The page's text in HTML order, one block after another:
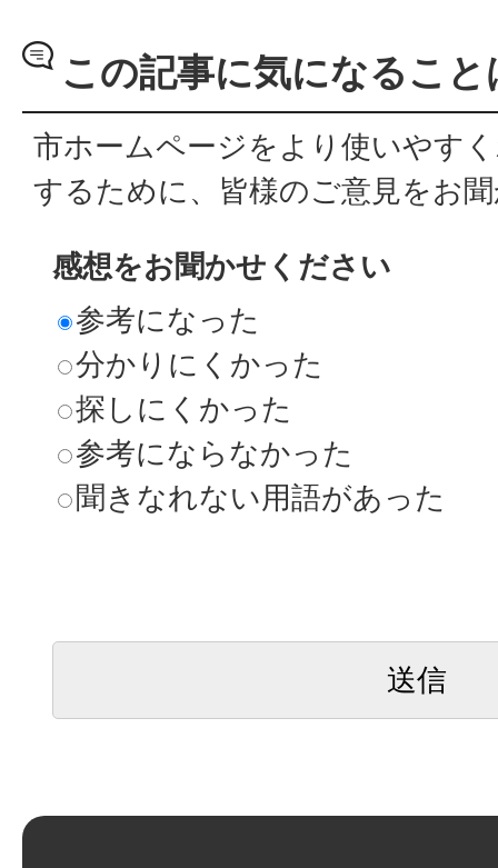
この記事に気になるこ
市ホームページをより使いやす
するために、皆様のご意見をお
感想をお聞かせください
参考になった
分かりにくかった
探しにくかった
参考にならなかった
聞きなれない用語があった